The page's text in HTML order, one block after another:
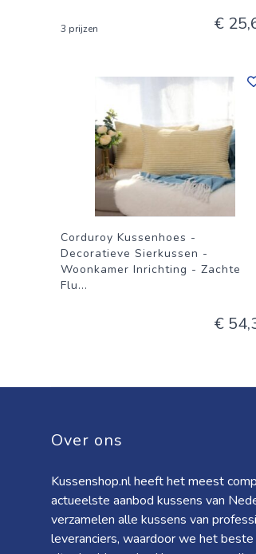
3 prijzen €
Corduroy Kussenhoes -
Decoratieve Sierkussen -
Woonkamer Inrichting - Zachte
Flu...
€
Over ons
Kussenshop.nl heeft het meest
actueelste aanbod kussens van
verzamelen alle kussens van
leveranciers, waardoor we het